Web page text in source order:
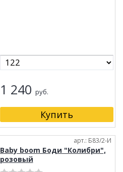
1 240 руб.
арт.: Б83/2-И
Baby boom Боди "Колибри",
розовый